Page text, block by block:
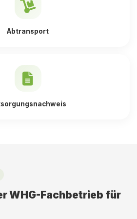
Abtransport
WHG-Fachbetrieb für